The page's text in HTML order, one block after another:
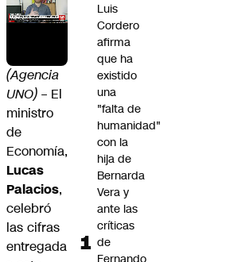
(Agencia
UNO) – El
ministro
de
Economía,
Lucas
Palacios,
celebró
las cifras
entregada
Luis
Cordero
afirma
que ha
existido
una
"falta de
humanidad"
con la
hija de
Bernarda
Vera y
ante las
críticas
de